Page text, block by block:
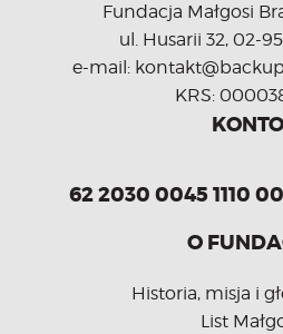
Fundacja Małgosi
ul. Husarii 32, 02-
e-mail:
KRS:
62 2030 0045 1110
O
Historia, misja i
List